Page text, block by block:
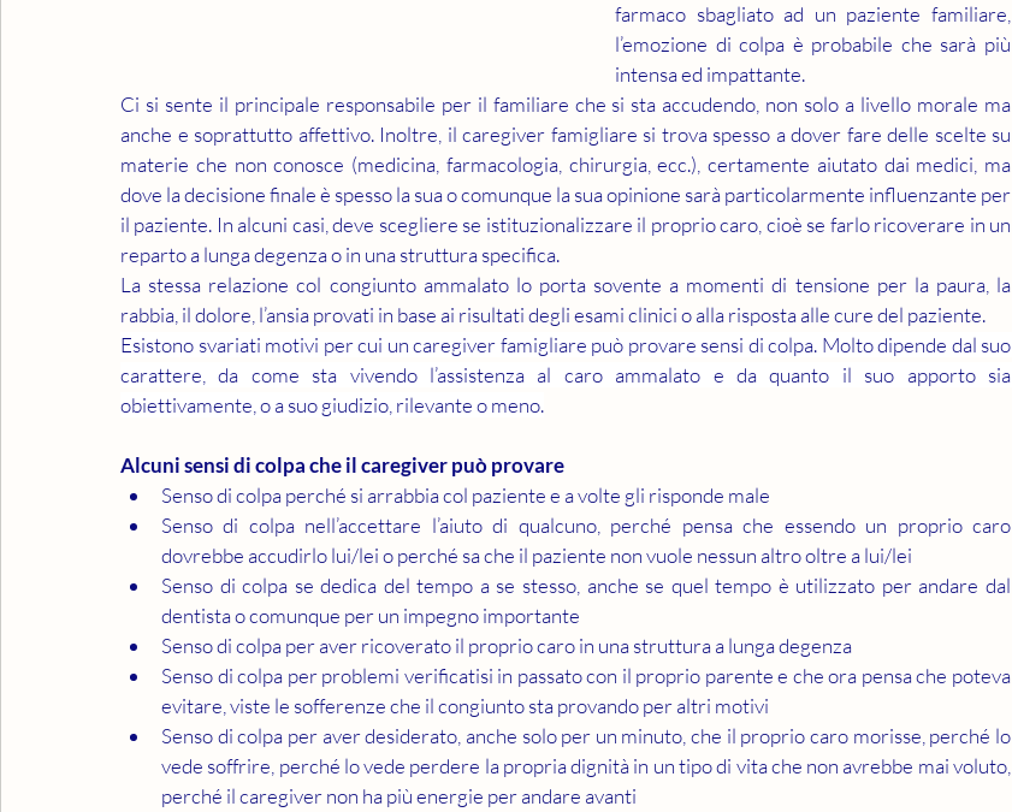
farmaco sbagliato ad un paziente familiare,
l’emozione di colpa è probabile che sarà più
intensa ed impattante.
Ci si sente il principale responsabile per il familiare che si sta accudendo, non solo a livello morale ma
anche e soprattutto affettivo. Inoltre, il caregiver famigliare si trova spesso a dover fare delle scelte su
materie che non conosce (medicina, farmacologia, chirurgia, ecc.), certamente aiutato dai medici, ma
dove la decisione finale è spesso la sua o comunque la sua opinione sarà particolarmente influenzante per
il paziente. In alcuni casi, deve scegliere se istituzionalizzare il proprio caro, cioè se farlo ricoverare in un
reparto a lunga degenza o in una struttura specifica.
La stessa relazione col congiunto ammalato lo porta sovente a momenti di tensione per la paura, la
rabbia, il dolore, l’ansia provati in base ai risultati degli esami clinici o alla risposta alle cure del paziente.
Esistono svariati motivi per cui un caregiver famigliare può provare sensi di colpa. Molto dipende dal suo
carattere, da come sta vivendo l’assistenza al caro ammalato e da quanto il suo apporto sia
obiettivamente, o a suo giudizio, rilevante o meno.
Alcuni sensi di colpa che il caregiver può provare
Senso di colpa perché si arrabbia col paziente e a volte gli risponde male
Senso di colpa nell’accettare l’aiuto di qualcuno, perché pensa che essendo un proprio caro
dovrebbe accudirlo lui/lei o perché sa che il paziente non vuole nessun altro oltre a lui/lei
Senso di colpa se dedica del tempo a se stesso, anche se quel tempo è utilizzato per andare dal
dentista o comunque per un impegno importante
Senso di colpa per aver ricoverato il proprio caro in una struttura a lunga degenza
Senso di colpa per problemi verificatisi in passato con il proprio parente e che ora pensa che poteva
evitare, viste le sofferenze che il congiunto sta provando per altri motivi
Senso di colpa per aver desiderato, anche solo per un minuto, che il proprio caro morisse, perché lo
vede soffrire, perché lo vede perdere la propria dignità in un tipo di vita che non avrebbe mai voluto,
perché il caregiver non ha più energie per andare avanti